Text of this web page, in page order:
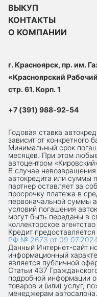
ВЫКУП
КОНТАКТЫ
О КОМПАНИИ
г. Красноярск, пр. им.
«Красноярский
стр. 61. Корп. 1
+7 (391) 988-92-54
Годовая ставка
зависит от конкретного
Минимальный срок
месяцев. При этом
автоцентром
В случае
автокредита или суммы
партнер оставляет за
просрочку платежа в
первоначальной суммы
условий погашения
могут быть переданы в
коллекторское
Кредит
РФ № 2673 от
Данный Интернет-сaйт
информационный
является публичной
Статьи 437
подробной информации
товаров и (или) услуг,
менеджерам автосалона.